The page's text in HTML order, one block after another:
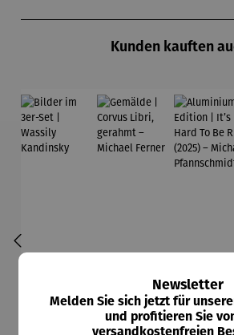
Kunden kauften
Newsletter
Melden Sie sich jetzt für
und profitieren Sie
versandkostenfreien